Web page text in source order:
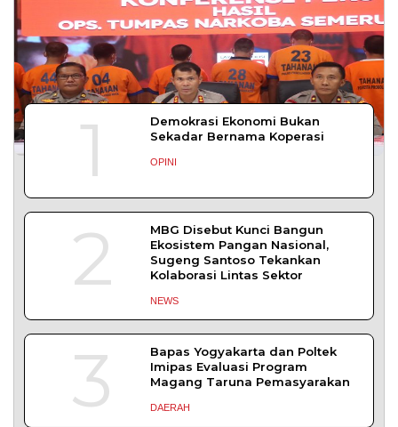
1
Demokrasi Ekonomi Bukan
Sekadar Bernama Koperasi
OPINI
2
MBG Disebut Kunci Bangun
Ekosistem Pangan Nasional,
Sugeng Santoso Tekankan
Kolaborasi Lintas Sektor
NEWS
3
Bapas Yogyakarta dan Poltek
Imipas Evaluasi Program
Magang Taruna Pemasyarakan
DAERAH